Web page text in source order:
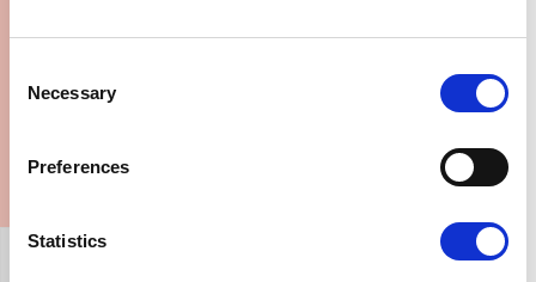
Selection
Necessary
Preferences
Statistics
övertygelse?